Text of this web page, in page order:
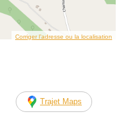
Corriger l’adresse ou la localisation
Trajet Maps